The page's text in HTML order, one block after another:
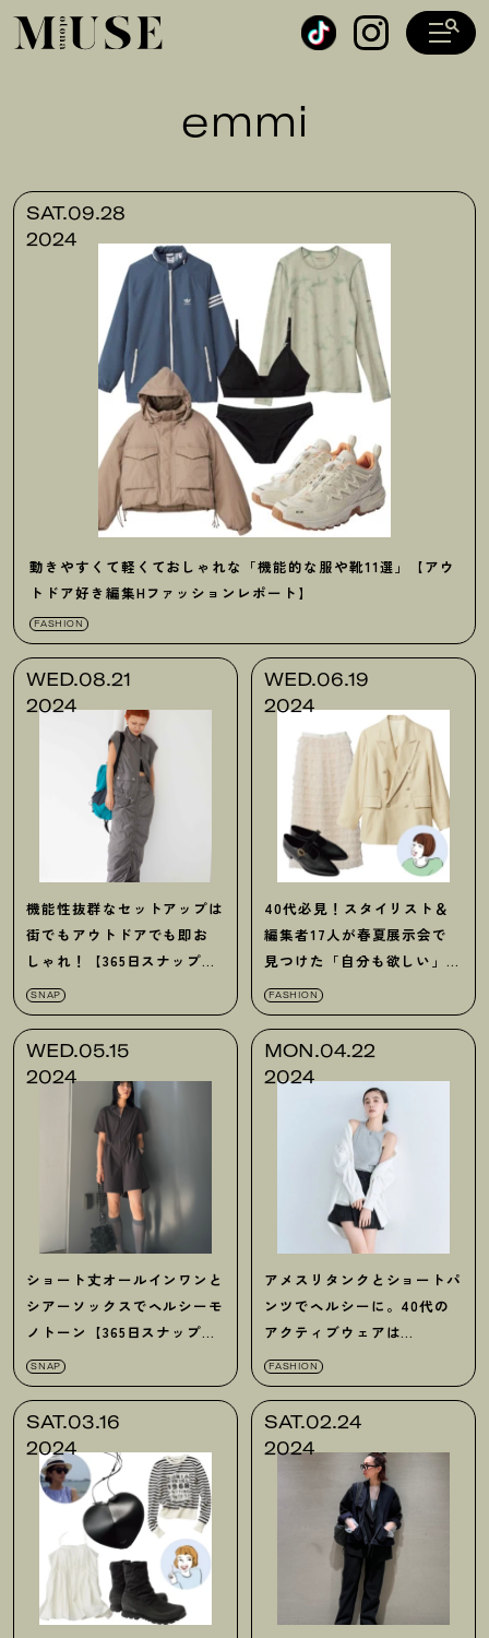
オトナミューズ ウェブ
emmi
SAT.09.28
2024
動きやすくて軽くておしゃれな「機能的な服や靴11選」【アウ
トドア好き編集Hファッションレポート】
FASHION
WED.08.21
2024
機能性抜群なセットアップは
街でもアウトドアでも即お
しゃれ ！
【365日スナップ】
吉田智恵さん
SNAP
WED.06.19
2024
40代必見 ！ スタイリスト＆
編集者17人が春夏展示会で
見つけた「自分も欲しい」ア
イテム総まとめ
FASHION
WED.05.15
2024
ショート丈オールインワンと
シアーソックスでヘルシーモ
ノトーン【365日スナップ】
浜本 星さん
SNAP
MON.04.22
2024
アメスリタンクとショートパ
ンツでヘルシーに。40代の
アクティブウェアは
【emmi】から探すのが吉
FASHION
SAT.03.16
2024
SAT.02.24
2024